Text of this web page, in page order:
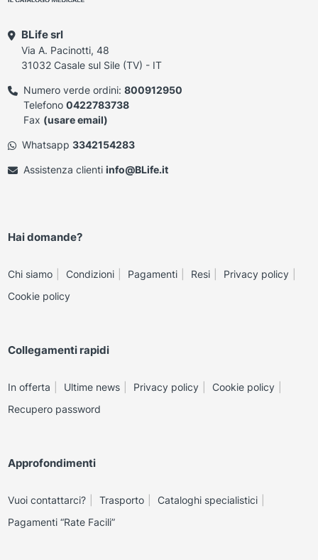
BLife srl
Via A. Pacinotti, 48
31032 Casale sul Sile (TV) - IT
Numero verde ordini: 800912950
Telefono 0422783738
Fax (usare email)
Whatsapp 3342154283
Assistenza clienti info@BLife.it
Hai domande?
Chi siamo Condizioni Pagamenti Resi
Privacy policy
Cookie policy
Collegamenti rapidi
In offerta Ultime news Privacy policy
Cookie policy
Recupero password
Approfondimenti
Vuoi contattarci? Trasporto
Cataloghi specialistici
Pagamenti “Rate Facili”